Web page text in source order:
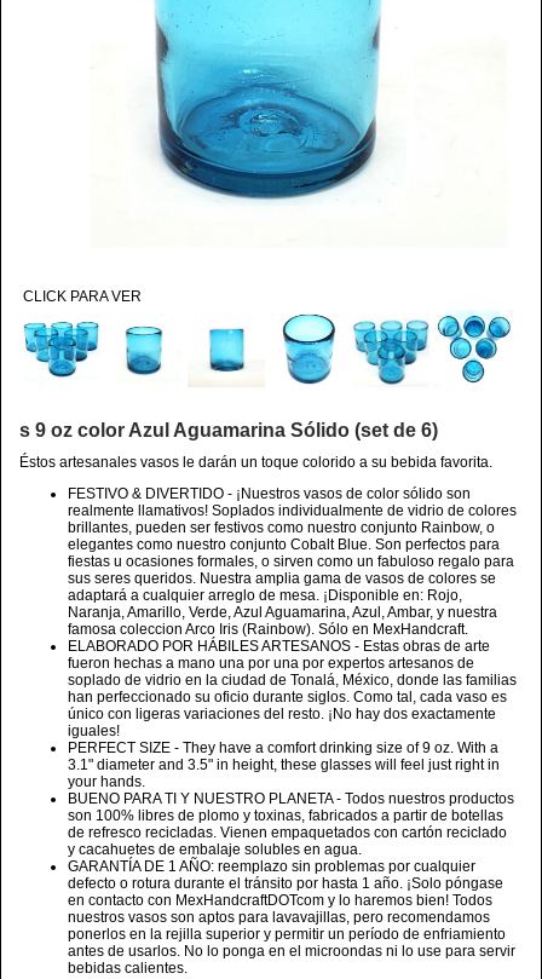
CLICK PARA VER
s 9 oz color Azul Aguamarina Sólido (set de 6)
Éstos artesanales vasos le darán un toque colorido a su bebida favorita.
FESTIVO & DIVERTIDO - ¡Nuestros vasos de color sólido son
realmente llamativos! Soplados individualmente de vidrio de colores
brillantes, pueden ser festivos como nuestro conjunto Rainbow, o
elegantes como nuestro conjunto Cobalt Blue. Son perfectos para
fiestas u ocasiones formales, o sirven como un fabuloso regalo para
sus seres queridos. Nuestra amplia gama de vasos de colores se
adaptará a cualquier arreglo de mesa. ¡Disponible en: Rojo,
Naranja, Amarillo, Verde, Azul Aguamarina, Azul, Ambar, y nuestra
famosa coleccion Arco Iris (Rainbow). Sólo en MexHandcraft.
ELABORADO POR HÁBILES ARTESANOS - Estas obras de arte
fueron hechas a mano una por una por expertos artesanos de
soplado de vidrio en la ciudad de Tonalá, México, donde las familias
han perfeccionado su oficio durante siglos. Como tal, cada vaso es
único con ligeras variaciones del resto. ¡No hay dos exactamente
iguales!
PERFECT SIZE - They have a comfort drinking size of 9 oz. With a
3.1" diameter and 3.5" in height, these glasses will feel just right in
your hands.
BUENO PARA TI Y NUESTRO PLANETA - Todos nuestros productos
son 100% libres de plomo y toxinas, fabricados a partir de botellas
de refresco recicladas. Vienen empaquetados con cartón reciclado
y cacahuetes de embalaje solubles en agua.
GARANTÍA DE 1 AÑO: reemplazo sin problemas por cualquier
defecto o rotura durante el tránsito por hasta 1 año. ¡Solo póngase
en contacto con MexHandcraftDOTcom y lo haremos bien! Todos
nuestros vasos son aptos para lavavajillas, pero recomendamos
ponerlos en la rejilla superior y permitir un período de enfriamiento
antes de usarlos. No lo ponga en el microondas ni lo use para servir
bebidas calientes.